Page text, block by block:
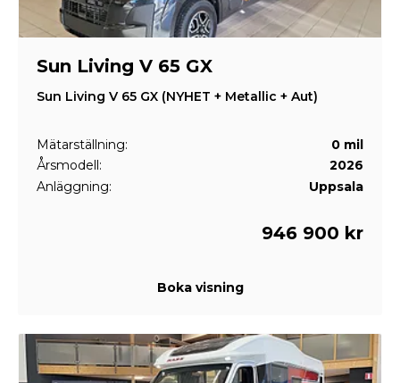
Sun Living V 65 GX
Sun Living V 65 GX (NYHET + Metallic + Aut)
Mätarställning:
0 mil
Årsmodell:
2026
Anläggning:
Uppsala
946 900 kr
Boka visning